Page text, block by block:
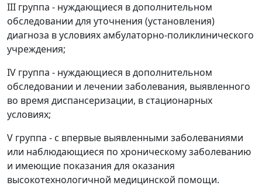
III группа - нуждающиеся в дополнительном
обследовании для уточнения (установления)
диагноза в условиях амбулаторно-поликлинического
учреждения;
IV группа - нуждающиеся в дополнительном
обследовании и лечении заболевания, выявленного
во время диспансеризации, в стационарных
условиях;
V группа - с впервые выявленными заболеваниями
или наблюдающиеся по хроническому заболеванию
и имеющие показания для оказания
высокотехнологичной медицинской помощи.